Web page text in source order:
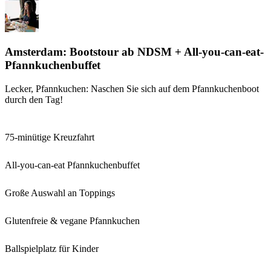
Amsterdam: Bootstour ab NDSM + All-you-can-eat-
Pfannkuchenbuffet
Lecker, Pfannkuchen: Naschen Sie sich auf dem Pfannkuchenboot
durch den Tag!
75-minütige Kreuzfahrt
All-you-can-eat Pfannkuchenbuffet
Große Auswahl an Toppings
Glutenfreie & vegane Pfannkuchen
Ballspielplatz für Kinder